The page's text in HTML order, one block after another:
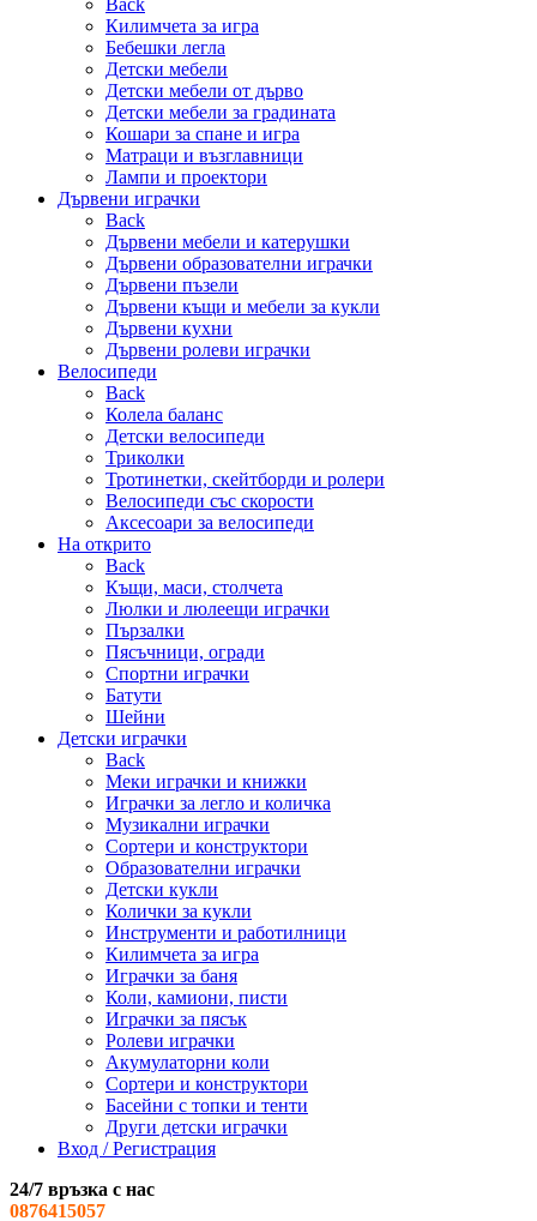
Back
Килимчета за игра
Бебешки легла
Детски мебели
Детски мебели от дърво
Детски мебели за градината
Кошари за спане и игра
Матраци и възглавници
Лампи и проектори
Дървени играчки
Back
Дървени мебели и катерушки
Дървени образователни играчки
Дървени пъзели
Дървени къщи и мебели за кукли
Дървени кухни
Дървени ролеви играчки
Велосипеди
Back
Колела баланс
Детски велосипеди
Триколки
Тротинетки, скейтборди и ролери
Велосипеди със скорости
Аксесоари за велосипеди
На открито
Back
Къщи, маси, столчета
Люлки и люлеещи играчки
Пързалки
Пясъчници, огради
Спортни играчки
Батути
Шейни
Детски играчки
Back
Меки играчки и книжки
Играчки за легло и количка
Музикални играчки
Сортери и конструктори
Образователни играчки
Детски кукли
Колички за кукли
Инструменти и работилници
Килимчета за игра
Играчки за баня
Коли, камиони, писти
Играчки за пясък
Ролеви играчки
Акумулаторни коли
Сортери и конструктори
Басейни с топки и тенти
Други детски играчки
Вход / Регистрация
24/7 връзка с нас
0876415057